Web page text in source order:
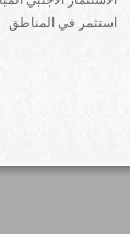
استثمر في المناطق